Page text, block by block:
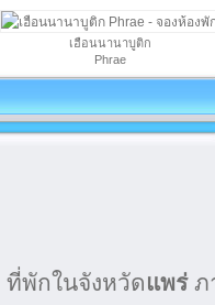
เฮือนนานาบูติก
Phrae
ที่พักในจังหวัดแพร่ภ